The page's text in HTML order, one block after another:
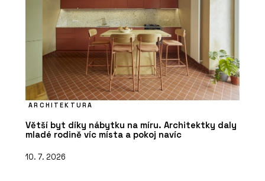
ARCHITEKTURA
Větší byt díky nábytku na míru. Architektky daly
mladé rodině víc místa a pokoj navíc
10. 7. 2026